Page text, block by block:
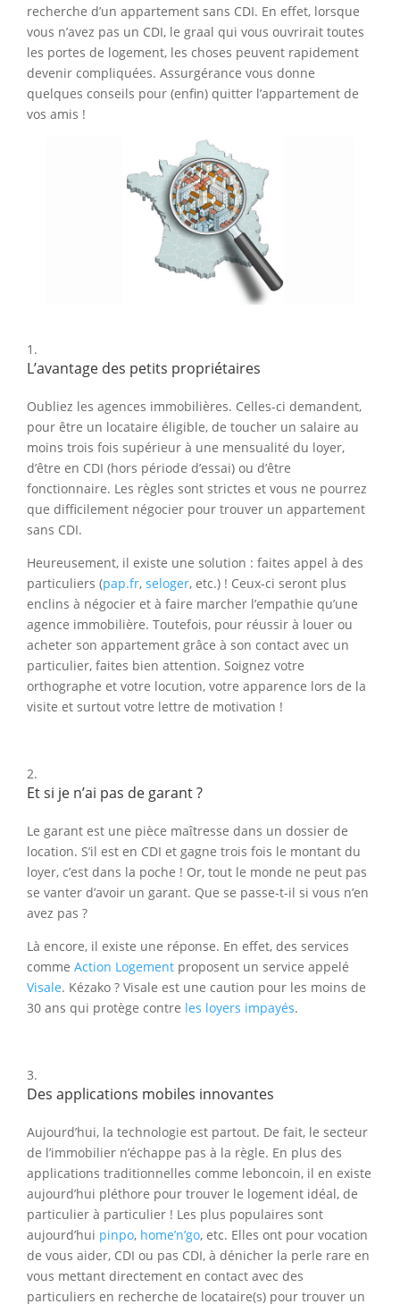
recherche d’un appartement sans CDI. En effet, lorsque
vous n’avez pas un CDI, le graal qui vous ouvrirait toutes
les portes de logement, les choses peuvent rapidement
devenir compliquées. Assurgérance vous donne
quelques conseils pour (enfin) quitter l’appartement de
vos amis !
L’avantage des petits propriétaires
Oubliez les agences immobilières. Celles-ci demandent,
pour être un locataire éligible, de toucher un salaire au
moins trois fois supérieur à une mensualité du loyer,
d’être en CDI (hors période d’essai) ou d’être
fonctionnaire. Les règles sont strictes et vous ne pourrez
que difficilement négocier pour trouver un appartement
sans CDI.
Heureusement, il existe une solution : faites appel à des
particuliers (pap.fr, seloger, etc.) ! Ceux-ci seront plus
enclins à négocier et à faire marcher l’empathie qu’une
agence immobilière. Toutefois, pour réussir à louer ou
acheter son appartement grâce à son contact avec un
particulier, faites bien attention. Soignez votre
orthographe et votre locution, votre apparence lors de la
visite et surtout votre lettre de motivation !
Et si je n’ai pas de garant ?
Le garant est une pièce maîtresse dans un dossier de
location. S’il est en CDI et gagne trois fois le montant du
loyer, c’est dans la poche ! Or, tout le monde ne peut pas
se vanter d’avoir un garant. Que se passe-t-il si vous n’en
avez pas ?
Là encore, il existe une réponse. En effet, des services
comme Action Logement proposent un service appelé
Visale. Kézako ? Visale est une caution pour les moins de
30 ans qui protège contre les loyers impayés.
Des applications mobiles innovantes
Aujourd’hui, la technologie est partout. De fait, le secteur
de l’immobilier n’échappe pas à la règle. En plus des
applications traditionnelles comme leboncoin, il en existe
aujourd’hui pléthore pour trouver le logement idéal, de
particulier à particulier ! Les plus populaires sont
aujourd’hui pinpo, home’n’go, etc. Elles ont pour vocation
de vous aider, CDI ou pas CDI, à dénicher la perle rare en
vous mettant directement en contact avec des
particuliers en recherche de locataire(s) pour trouver un